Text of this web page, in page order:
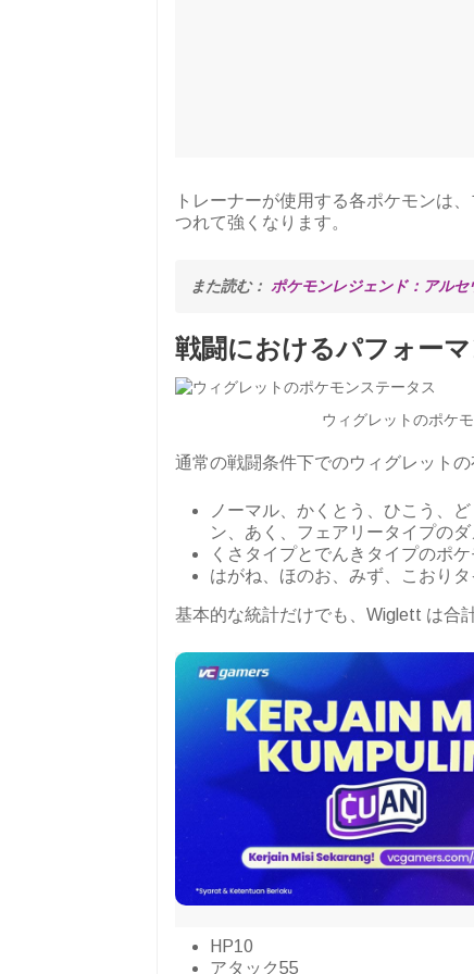
トレーナーが使用する各ポケモンは
つれて強くなります。
また読む： ポケモンレジェンド：アル
戦闘におけるパフォー
ウィグレットのポケ
通常の戦闘条件下でのウィグレット
ノーマル、かくとう、ひこう、
ン、あく、フェアリータイプのダ
くさタイプとでんきタイプのポケ
はがね、ほのお、みず、こおり
基本的な統計だけでも、Wiglett は合
HP10
アタック55